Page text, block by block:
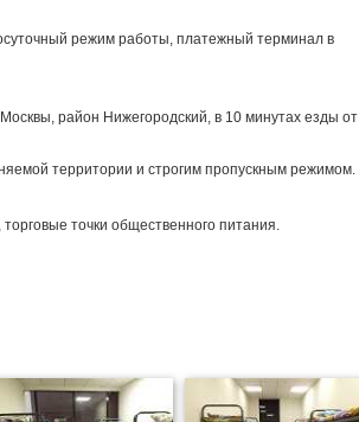
режим работы, платежный терминал в
район Нижегородский, в 10 минутах езды от
территории и строгим пропускным режимом.
точки общественного питания.